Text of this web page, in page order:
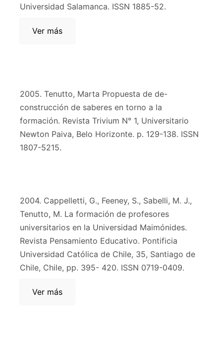
Universidad Salamanca. ISSN 1885-52.
Ver más
2005. Tenutto, Marta Propuesta de de-
construcción de saberes en torno a la
formación. Revista Trivium N° 1, Universitario
Newton Paiva, Belo Horizonte. p. 129-138. ISSN
1807-5215.
2004. Cappelletti, G., Feeney, S., Sabelli, M. J.,
Tenutto, M. La formación de profesores
universitarios en la Universidad Maimónides.
Revista Pensamiento Educativo. Pontificia
Universidad Católica de Chile, 35, Santiago de
Chile, Chile, pp. 395- 420. ISSN 0719-0409.
Ver más